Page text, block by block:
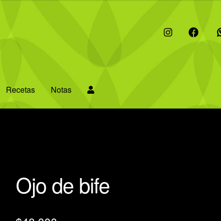
F
Recetas Notas
Ojo de bife